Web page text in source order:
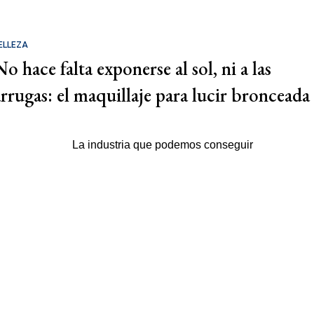
hace falta exponerse al sol, ni a las
el maquillaje para lucir bronceada